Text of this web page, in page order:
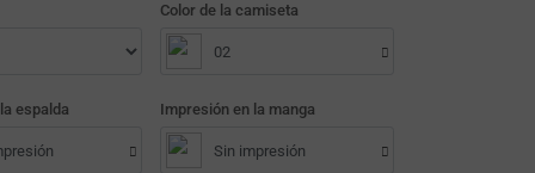
Color de la camiseta
02
espalda Impresión en la manga
Sin impresión